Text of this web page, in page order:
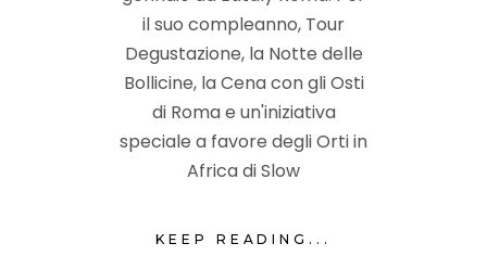
il suo compleanno, Tour
Degustazione, la Notte delle
Bollicine, la Cena con gli Osti
di Roma e un'iniziativa
speciale a favore degli Orti in
Africa di Slow
KEEP READING...